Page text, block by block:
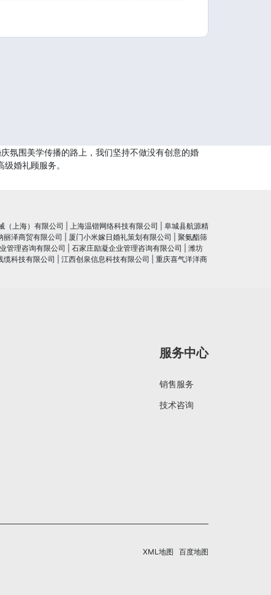
氛围美学传播的路上，我们坚持不做没有创意的婚
婚礼顾服务。
（上海）有限公司 上海温锴网络科技有限公司
阜城县航源精
丽泽商贸有限公司 厦门小米嫁日婚礼策划有限公司
聚氨酯筛
管理咨询有限公司 石家庄励凝企业管理咨询有限公司
潍坊
缆科技有限公司 江西创泉信息科技有限公司 重庆喜气洋洋商
服务中心
销售服务
技术咨询
XML地图 百度地图